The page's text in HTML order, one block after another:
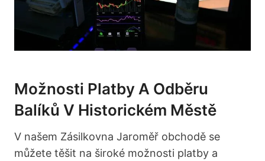
Možnosti Platby A Odběru
Balíků V Historickém Městě
V našem Zásilkovna Jaroměř obchodě se
můžete těšit na široké možnosti platby a